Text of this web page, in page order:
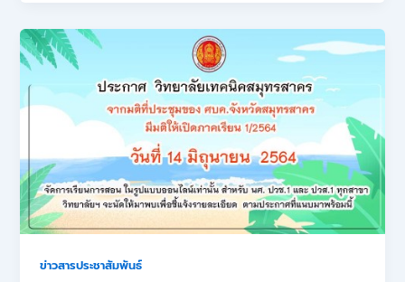
ข่าวสารประชาสัมพันธ์